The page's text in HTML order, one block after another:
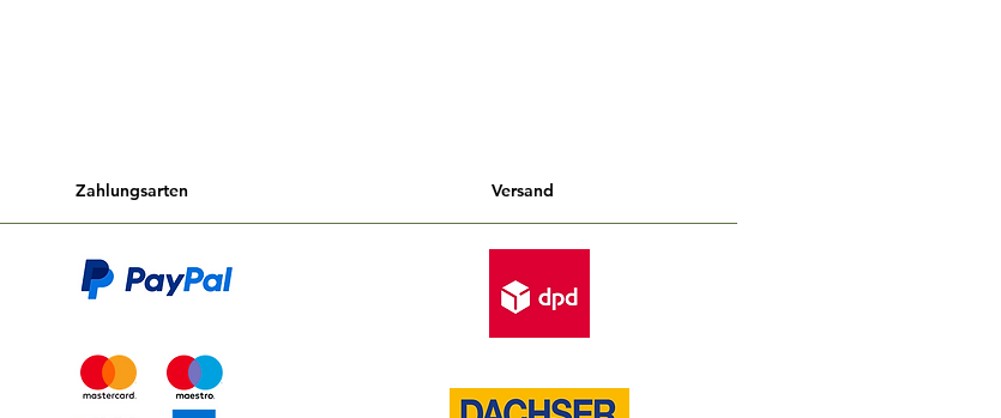
Zahlungsarten Versand